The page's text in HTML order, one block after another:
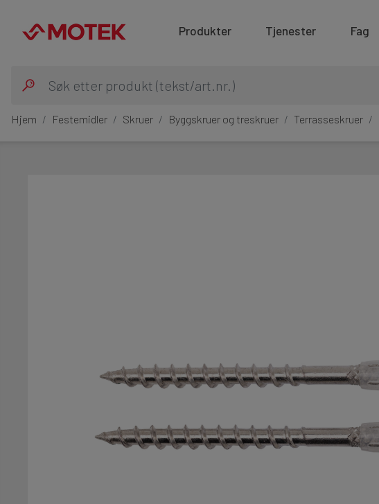
Produkter Tjenester Fag
Hjem Festemidler Skruer Byggskruer og treskruer Terrasseskruer